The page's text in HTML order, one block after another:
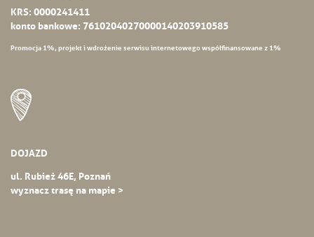
KRS: 0000241411
konto bankowe: 76102040270000140203910585
Promocja 1%, projekt i wdrożenie serwisu internetowego współfinansowane z 1%
DOJAZD
ul. Rubież 46E, Poznań
wyznacz trasę na mapie >